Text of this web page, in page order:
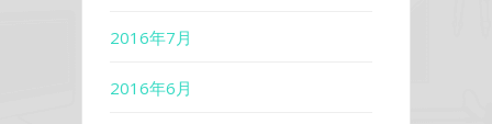
2016年7月
2016年6月